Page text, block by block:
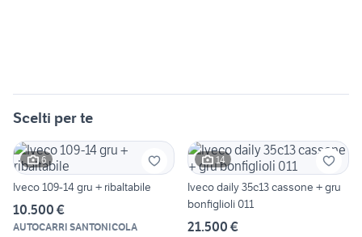
Scelti per te
6
Iveco 109-14 gru + ribaltabile
10.500 €
AUTOCARRI SANTONICOLA
14
Iveco daily 35c13 cassone + gru
bonfiglioli 011
21.500 €